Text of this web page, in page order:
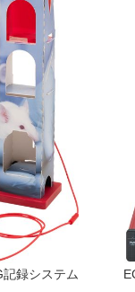
録システム